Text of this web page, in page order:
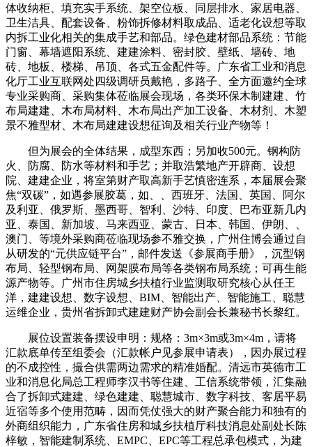
体收纳柜、填充实手系统、架空位板、同层排水、家居电器、
卫生洁具、配套设备、粉饰拆修材料取成品、适老化设想等取
内拆工业化相关的集成手艺和部品。绿色建材部品系统：节能
门窗、幕墙遮阳系统、建建涂料、密封胶、壁纸、墙砖、地
砖、地板、楼梯、吊顶、各式五金配件等。广东省工业和消息
化厅工业互联网处四级调研员戴艳，多路子、全方面邀约全球
专业采购商、采购集体莅临展会现场，各类环保木制建建、竹
布局建建、木布局材料、木布局出产加工设备、木材剂、木塑
景不雅型材、木布局建建设想征询及相关行业产物等！
但为展会的全体结果，成型东西；另加收500元。钢构防
火、防腐、防水等材料和手艺；并取浩繁地产开辟商、设想
院、建建企业，将室第财产取高新手艺慎密连系，本届展会聚
焦“双碳”，如遇参展胶葛，如、、西班牙、法国、英国、阿尔
及利亚、俄罗斯、墨西哥、智利、沙特、印度、巴布亚新几内
亚、泰国、新加坡、马来西亚、蒙古、日本、韩国、伊朗、、
澳门、等境外采购商莅临现场参不雅交换，广州住博会通过自
从研发的“元供应链平台”，邮件发送《参展商手册》，沉型钢
布局、轻型钢布局、网架膜布局等各类钢布局系统；可再生能
源产物等。广州市住房城乡扶植行业监测取研究核心从任王
洋，建建设想、数字设想、BIM、智能出产、智能施工、聪慧
运维企业，贵州省拆卸式建建财产协会副会长兼秘书长黎红。
展位设置装备摆设申明：规格：3m×3m或3m×4m，请将
汇款底单传至组委会（汇款帐户见参展申请表），因办展过程
的不成控性，撮合供需两边需求的精准婚配。清远市英德市工
业和消息化局总工程师李汉书等住建、工信系统带领，汇集融
合了拆卸式建建、绿色建建、聪慧城市、数字科技、客居平易
近宿等多个使用范畴，因而凭仗强大的财产聚合能力和独有的
外商组织能力，广东省住房和城乡扶植厅科技消息处副处长陈
梓敏，智能建制系统、EMPC、EPC等工程总承包模式，为建